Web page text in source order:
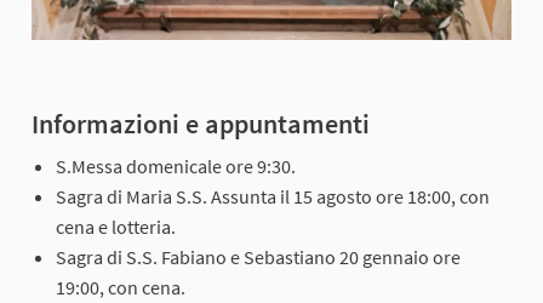
Informazioni e appuntamenti
S.Messa domenicale ore 9:30.
Sagra di Maria S.S. Assunta il 15 agosto ore 18:00, con
cena e lotteria.
Sagra di S.S. Fabiano e Sebastiano 20 gennaio ore
19:00, con cena.